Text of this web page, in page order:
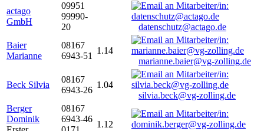
actago
GmbH
09951
99990-
20
datenschutz@actago.de
Baier
Marianne
08167
6943-51
1.14
marianne.baier@vg-zolling.de
Beck Silvia
08167
6943-26
1.04
silvia.beck@vg-zolling.de
Berger
Dominik
08167
6943-46
1.12